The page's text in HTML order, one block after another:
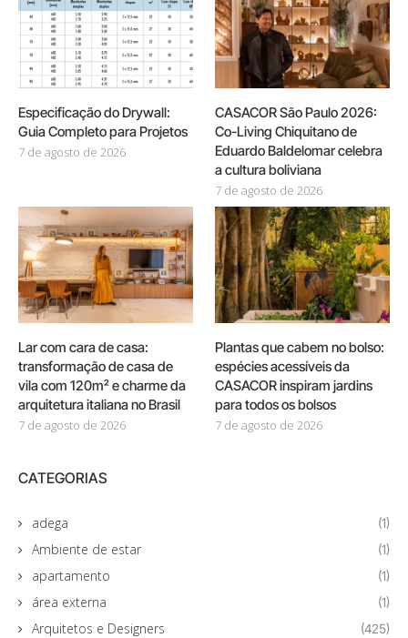
Especificação do Drywall:
Guia Completo para Projetos
7 de agosto de 2026
CASACOR São Paulo 2026:
Co-Living Chiquitano de
Eduardo Baldelomar celebra
a cultura boliviana
7 de agosto de 2026
Lar com cara de casa:
transformação de casa de
vila com 120m² e charme da
arquitetura italiana no Brasil
7 de agosto de 2026
Plantas que cabem no bolso:
espécies acessíveis da
CASACOR inspiram jardins
para todos os bolsos
7 de agosto de 2026
CATEGORIAS
adega (1)
Ambiente de estar (1)
apartamento (1)
área externa (1)
Arquitetos e Designers (425)